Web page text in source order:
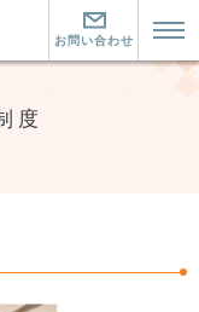
お問い合わせ
度